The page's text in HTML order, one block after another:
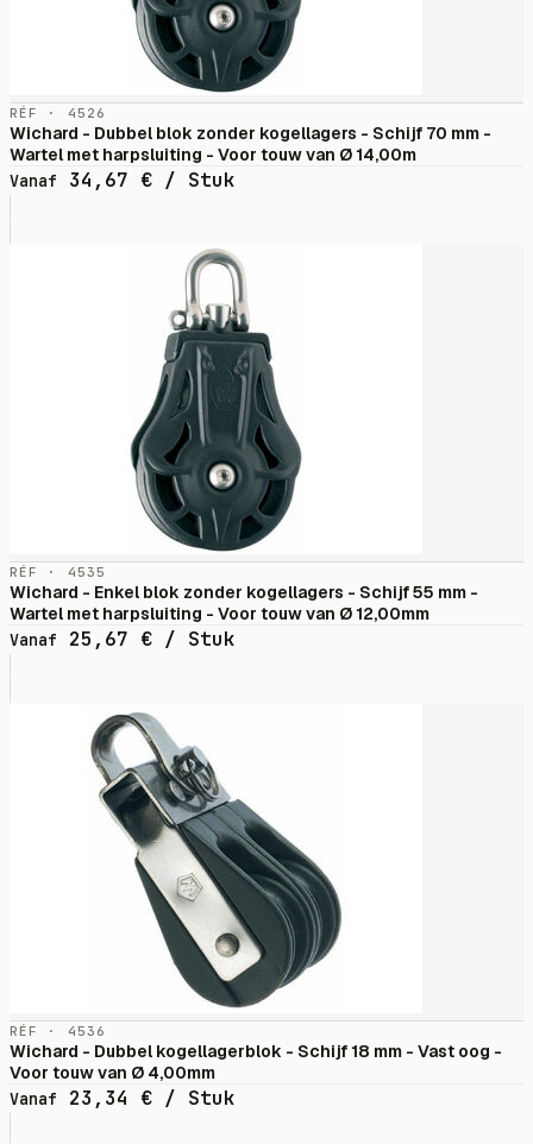
RÉF · 4526
Wichard - Dubbel blok zonder kogellagers - Schijf 70 mm -
Wartel met harpsluiting - Voor touw van Ø 14,00m
Vanaf
34,67 € / Stuk
RÉF · 4535
Wichard - Enkel blok zonder kogellagers - Schijf 55 mm -
Wartel met harpsluiting - Voor touw van Ø 12,00mm
Vanaf
25,67 € / Stuk
RÉF · 4536
Wichard - Dubbel kogellagerblok - Schijf 18 mm - Vast oog -
Voor touw van Ø 4,00mm
Vanaf
23,34 € / Stuk